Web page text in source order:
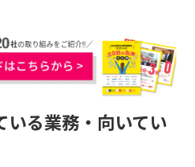
いる業務・向いてい